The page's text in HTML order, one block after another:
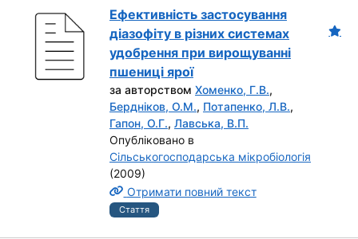
Ефективність застосування
діазофіту в різних системах
удобрення при вирощуванні
пшениці ярої
за авторством Хоменко, Г.В.,
Бердніков, О.М., Потапенко, Л.В.,
Гапон, О.Г., Лавська, В.П.
Опубліковано в
Сільськогосподарська мікробіологія
(2009)
Отримати повний текст
Стаття